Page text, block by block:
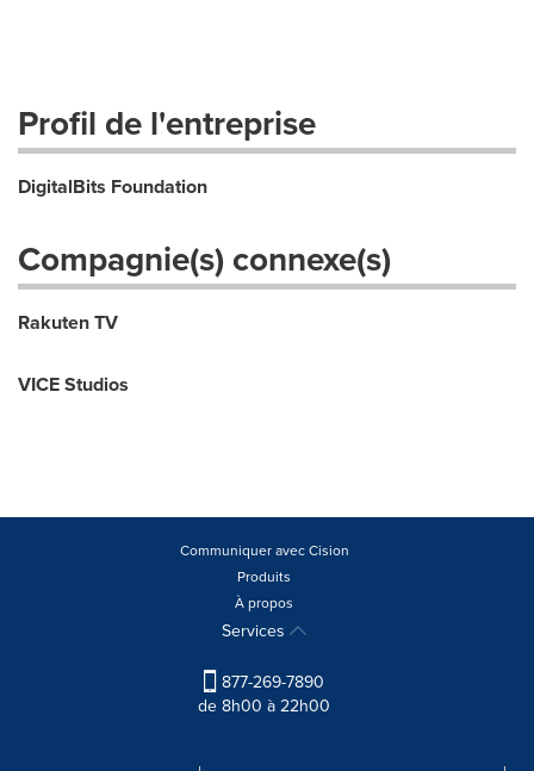
Profil de l'entreprise
DigitalBits Foundation
Compagnie(s) connexe(s)
Rakuten TV
VICE Studios
Communiquer avec Cision
Produits
À propos
Services
877-269-7890
de 8h00 à 22h00